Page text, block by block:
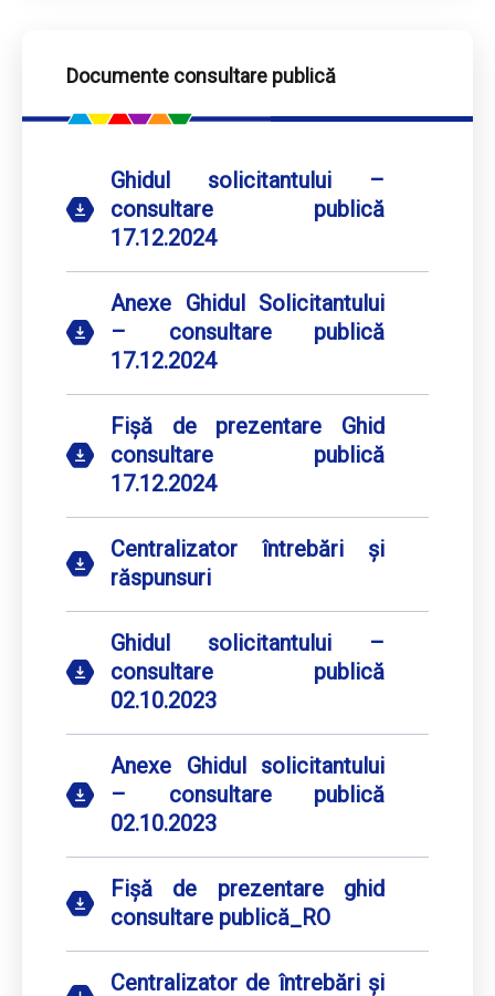
Documente consultare publică
Ghidul solicitantului –
consultare publică
17.12.2024
Anexe Ghidul Solicitantului
– consultare publică
17.12.2024
Fișă de prezentare Ghid
consultare publică
17.12.2024
Centralizator întrebări și
răspunsuri
Ghidul solicitantului –
consultare publică
02.10.2023
Anexe Ghidul solicitantului
– consultare publică
02.10.2023
Fișă de prezentare ghid
consultare publică_RO
Centralizator de întrebări și